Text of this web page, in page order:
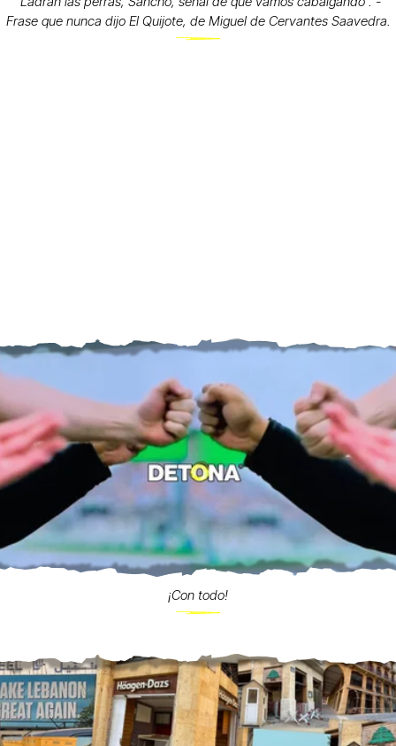
Frase que nunca dijo El Quijote, de Miguel de Cervantes Saavedra.
¡Con todo!